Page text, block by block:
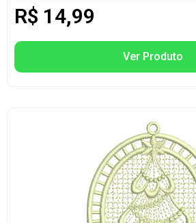
R$ 14,99
Ver Produto